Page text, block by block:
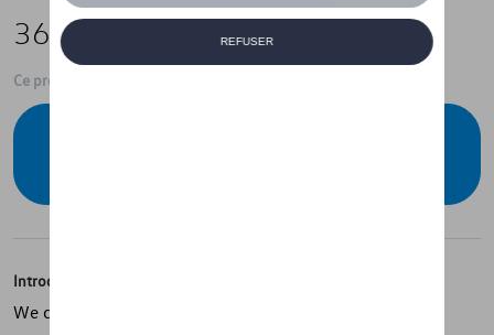
366,99 €
Ce produit n'est actuellement pas de stock
Introduction
We carry your load